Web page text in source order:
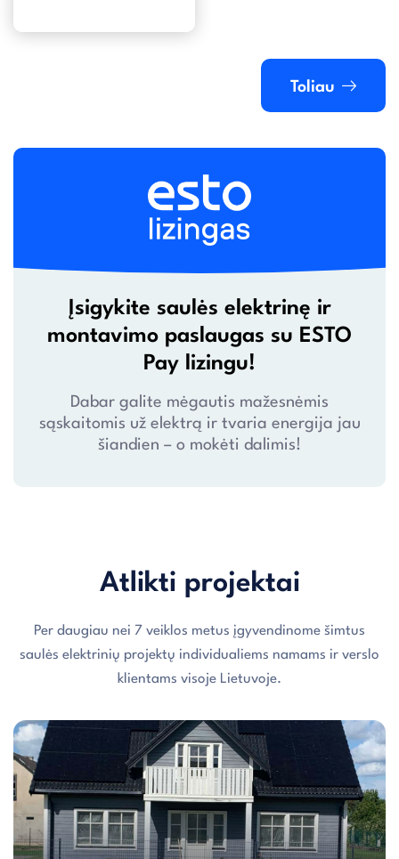
Toliau
Įsigykite saulės elektrinę ir
montavimo paslaugas su ESTO
Pay lizingu!
Dabar galite mėgautis mažesnėmis
sąskaitomis už elektrą ir tvaria energija jau
šiandien – o mokėti dalimis!
Atlikti projektai
Per daugiau nei 7 veiklos metus įgyvendinome šimtus
saulės elektrinių projektų individualiems namams ir verslo
klientams visoje Lietuvoje.